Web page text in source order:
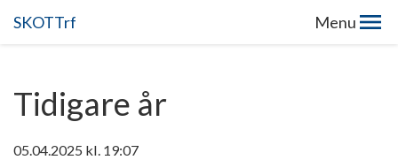
SKOTTrf Menu
Tidigare år
05.04.2025 kl. 19:07